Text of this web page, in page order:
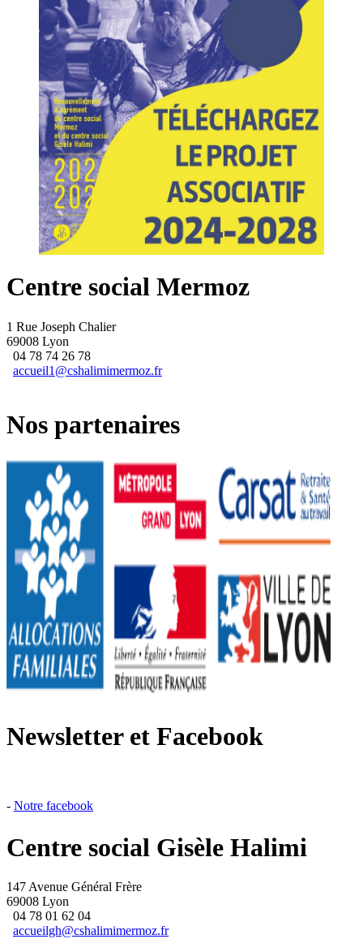
Centre social Mermoz
1 Rue Joseph Chalier
69008 Lyon
04 78 74 26 78
accueil1@cshalimimermoz.fr
Nos partenaires
Newsletter et Facebook
- Notre facebook
Centre social Gisèle Halimi
147 Avenue Général Frère
69008 Lyon
04 78 01 62 04
accueilgh@cshalimimermoz.fr